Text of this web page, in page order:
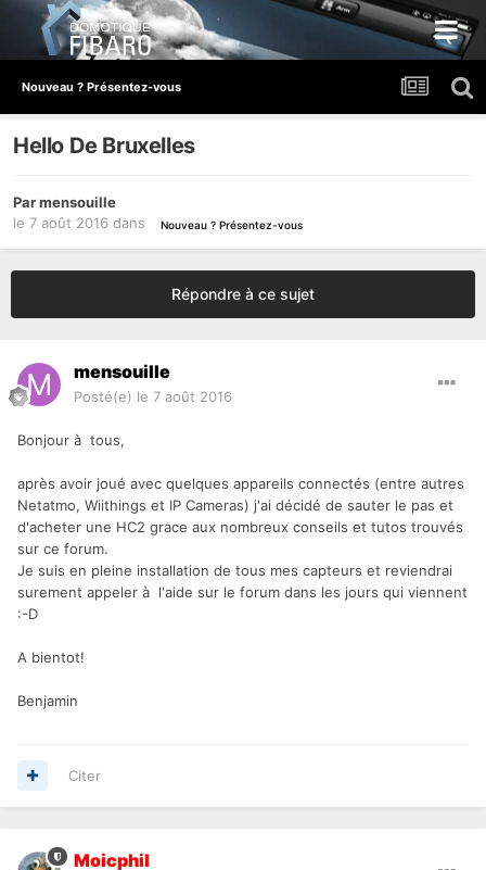
Nouveau ? Présentez-vous
Hello De Bruxelles
Parmensouille
le 7 août 2016 dans Nouveau ? Présentez-vous
Répondre à ce sujet
mensouille
Posté(e) le 7 août 2016
Bonjour à tous,
après avoir joué avec quelques appareils connectés (entre autres
Netatmo, Wiithings et IP Cameras) j'ai décidé de sauter le pas et
d'acheter une HC2 grace aux nombreux conseils et tutos trouvés
sur ce forum.
Je suis en pleine installation de tous mes capteurs et reviendrai
surement appeler à l'aide sur le forum dans les jours qui viennent
:-D
A bientot!
Benjamin
Citer
Moicphil